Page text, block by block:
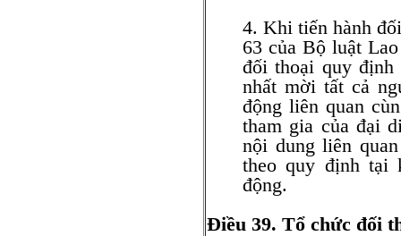
4. Khi tiến hành
63 của Bộ luật
đối thoại quy
nhất mời tất cả
động liên quan
tham gia của đại
nội dung liên
theo quy định tại
động.
Điều 39. Tổ chức đối